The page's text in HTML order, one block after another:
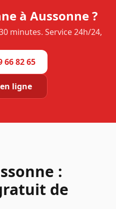
à Aussonne?
minutes. Service 24h/24,
66 82 65
ligne
:
de